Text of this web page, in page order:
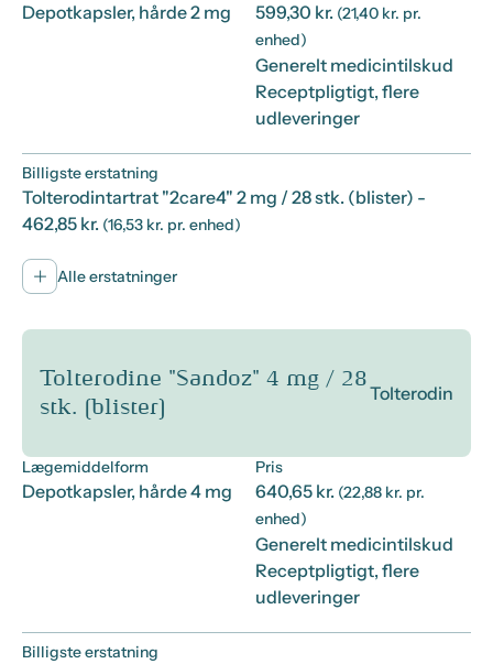
Depotkapsler, hårde 2 mg 599,30 kr. (21,40 kr. pr.
enhed)
Generelt medicintilskud
Receptpligtigt, flere
udleveringer
Billigste erstatning
Tolterodintartrat "2care4" 2 mg / 28 stk. (blister) -
462,85 kr. (16,53 kr. pr. enhed)
Alle erstatninger
Tolterodine "Sandoz" 4 mg / 28
stk. (blister)
Tolterodin
Lægemiddelform
Depotkapsler, hårde 4 mg
Pris
640,65 kr. (22,88 kr. pr.
enhed)
Generelt medicintilskud
Receptpligtigt, flere
udleveringer
Billigste erstatning